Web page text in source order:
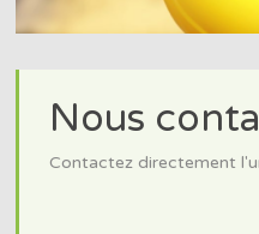
Nous
Contactez directement